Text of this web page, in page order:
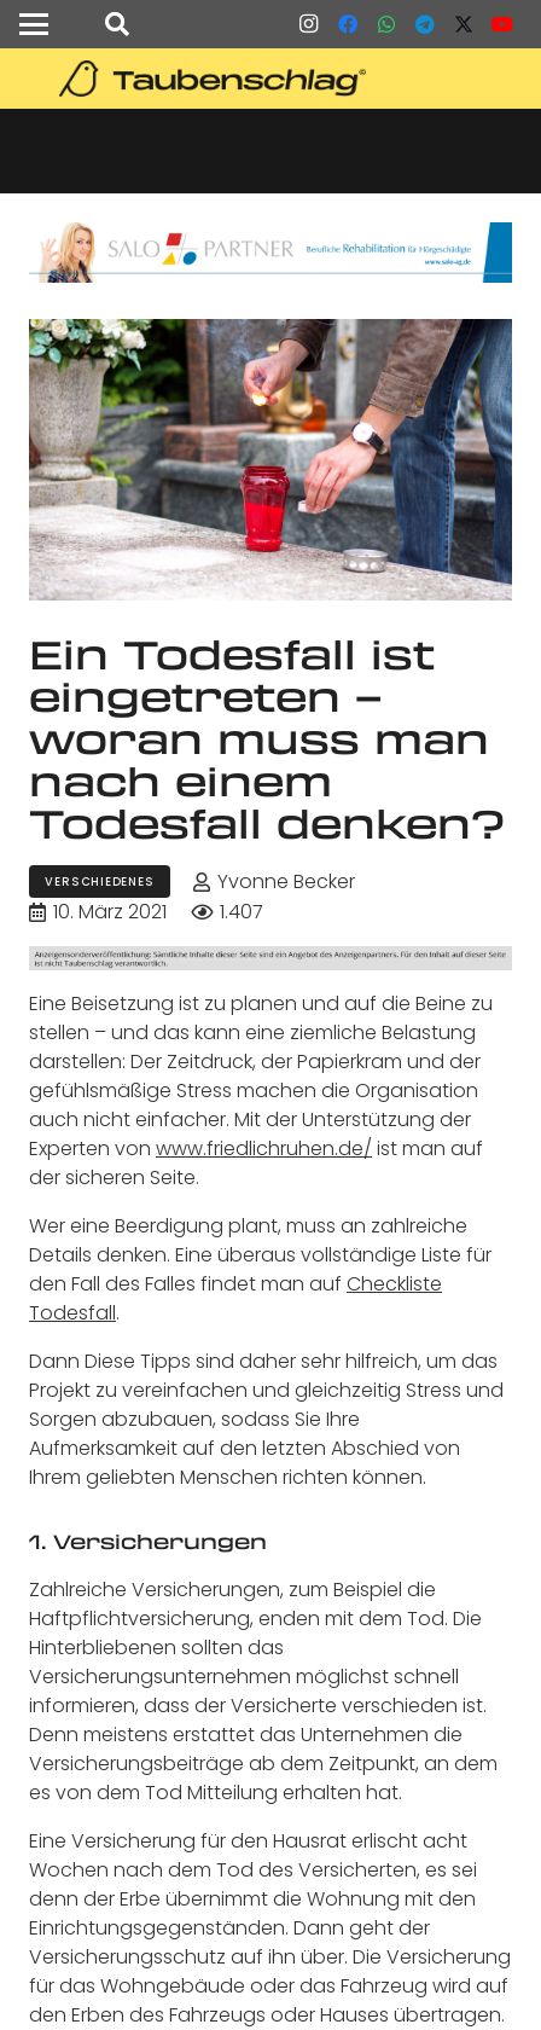
Ein Todesfall ist
eingetreten –
woran muss man
nach einem
Todesfall denken?
VERSCHIEDENES
Yvonne Becker
10. März 2021
1.407
Eine Beisetzung ist zu planen und auf die Beine zu
stellen – und das kann eine ziemliche Belastung
darstellen: Der Zeitdruck, der Papierkram und der
gefühlsmäßige Stress machen die Organisation
auch nicht einfacher. Mit der Unterstützung der
Experten von www.friedlichruhen.de/ ist man auf
der sicheren Seite.
Wer eine Beerdigung plant, muss an zahlreiche
Details denken. Eine überaus vollständige Liste für
den Fall des Falles findet man auf Checkliste
Todesfall.
Dann Diese Tipps sind daher sehr hilfreich, um das
Projekt zu vereinfachen und gleichzeitig Stress und
Sorgen abzubauen, sodass Sie Ihre
Aufmerksamkeit auf den letzten Abschied von
Ihrem geliebten Menschen richten können.
1. Versicherungen
Zahlreiche Versicherungen, zum Beispiel die
Haftpflichtversicherung, enden mit dem Tod. Die
Hinterbliebenen sollten das
Versicherungsunternehmen möglichst schnell
informieren, dass der Versicherte verschieden ist.
Denn meistens erstattet das Unternehmen die
Versicherungsbeiträge ab dem Zeitpunkt, an dem
es von dem Tod Mitteilung erhalten hat.
Eine Versicherung für den Hausrat erlischt acht
Wochen nach dem Tod des Versicherten, es sei
denn der Erbe übernimmt die Wohnung mit den
Einrichtungsgegenständen. Dann geht der
Versicherungsschutz auf ihn über. Die Versicherung
für das Wohngebäude oder das Fahrzeug wird auf
den Erben des Fahrzeugs oder Hauses übertragen.